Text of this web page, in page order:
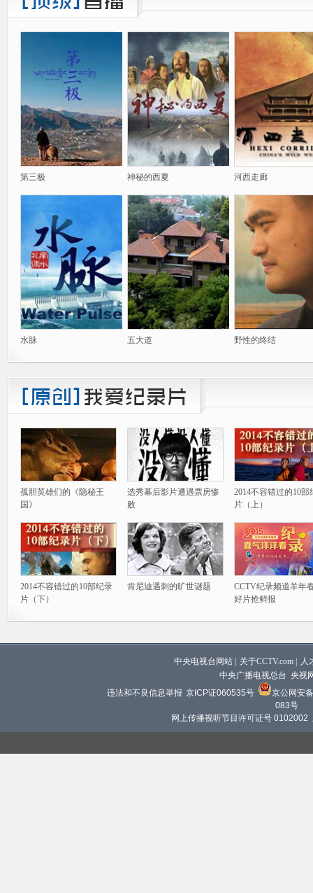
第三极 神秘的西夏 河西走廊
水脉 五大道 野性的终结
孤胆英雄们的《隐秘王
国》
选秀幕后影片遭遇票房惨
败
2014不容错过的10部
片（上）
2014不容错过的10部纪录
片（下）
肯尼迪遇刺的旷世谜题
CCTV纪录频道羊年
好片抢鲜报
中央电视台网站 关于CCTV.com
人
中央广播电视总台 央视
违法和不良信息举报 京ICP证060535号
京公网安
083号
网上传播视听节目许可证号